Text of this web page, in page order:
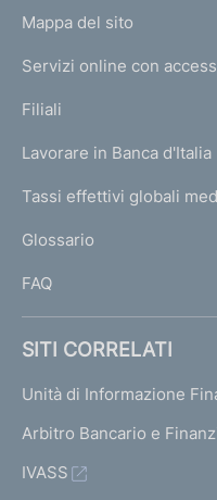
m
e
a
g
L
N
K
T
I
I
Mappa del sito
Servizi online con
Filiali
Lavorare in Banca d'Italia
Tassi effettivi globali
Glossario
FAQ
SITI CORRELATI
Unità di Informazione
Arbitro Bancario e
IVASS